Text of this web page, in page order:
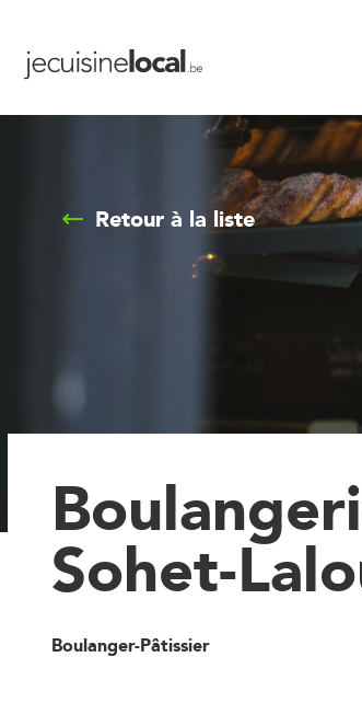
Retour à la liste
Sohet-
Boulanger-Pâtissier